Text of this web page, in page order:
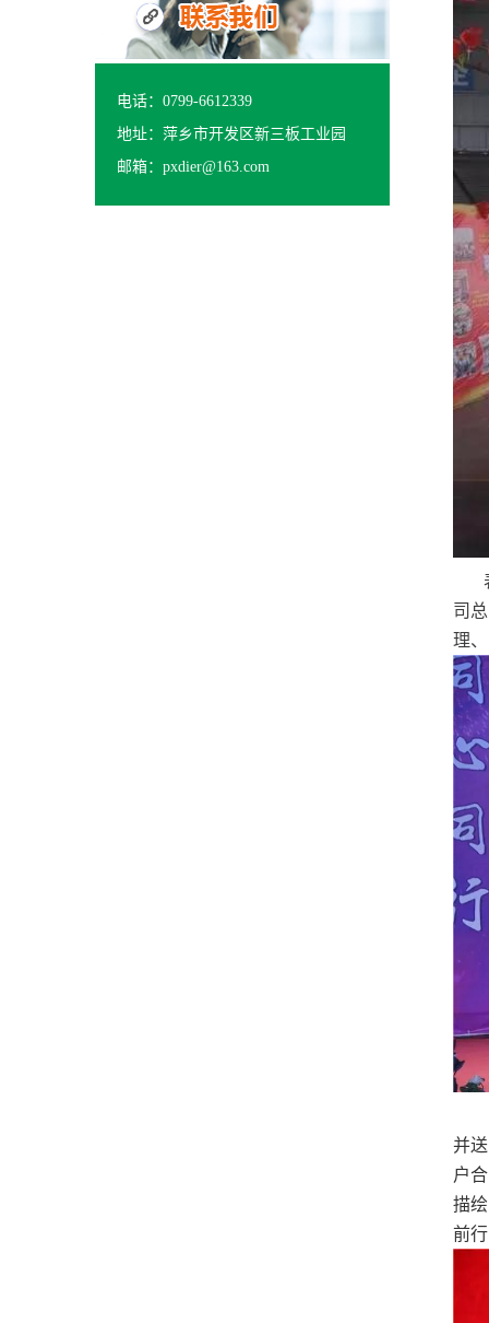
电话：0799-6612339
地址：萍乡市开发区新三板工业园
邮箱：pxdier@163.com
表
司
理
并
户
描
前